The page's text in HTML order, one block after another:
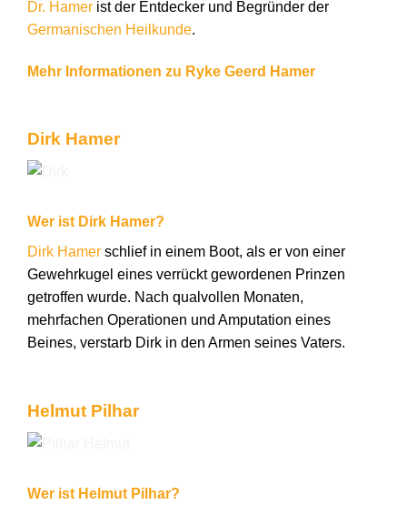
Dr. Hamer ist der Entdecker und Begründer der
Germanischen Heilkunde.
Mehr Informationen zu Ryke Geerd Hamer
Dirk Hamer
Wer ist Dirk Hamer?
Dirk Hamer schlief in einem Boot, als er von einer
Gewehrkugel eines verrückt gewordenen Prinzen
getroffen wurde. Nach qualvollen Monaten,
mehrfachen Operationen und Amputation eines
Beines, verstarb Dirk in den Armen seines Vaters.
Helmut Pilhar
Wer ist Helmut Pilhar?